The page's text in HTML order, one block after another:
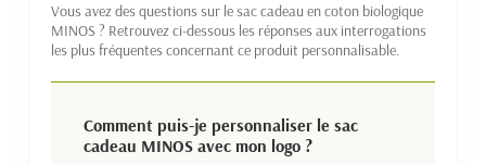
Vous avez des questions sur le sac cadeau en coton biologique
MINOS ? Retrouvez ci-dessous les réponses aux interrogations
les plus fréquentes concernant ce produit personnalisable.
Comment puis-je personnaliser le sac
cadeau MINOS avec mon logo ?